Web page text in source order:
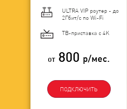
ULTRA VIP роутер - до
2Гбит/c по Wi-Fi
ТВ-приставка с 4K
от 800 р/мес.
ПОДКЛЮЧИТЬ